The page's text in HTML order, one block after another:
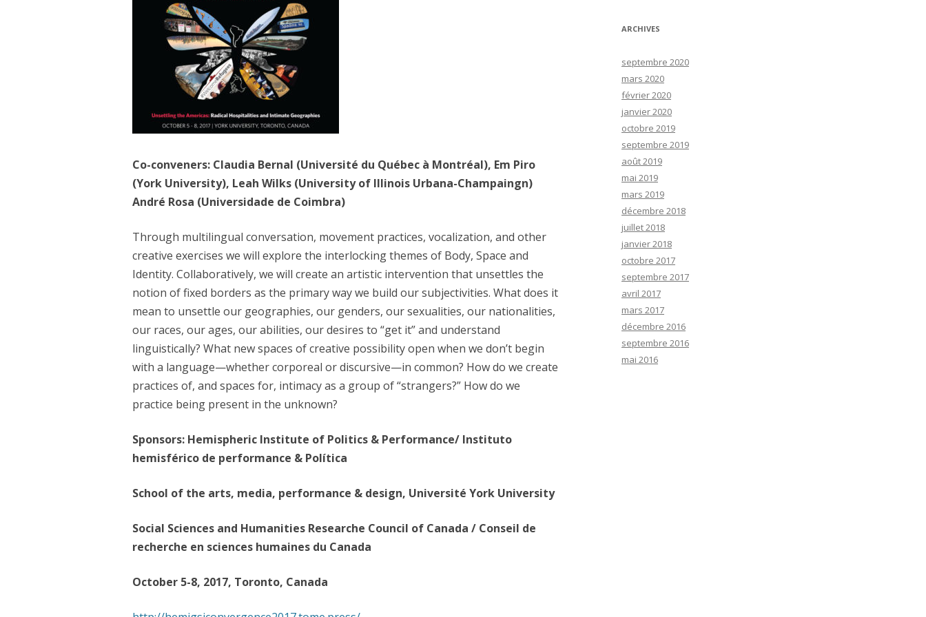
THE SLEEPWALKERS / LES SOMNAMBULES
(2017)
L’ENVERS DES ÎLES BLANCHES (2014)
UNE MINUTE DE SILENCE (2014- )
JE SUIS L’ÉCHO DE TES PAS (2014)
VERT MOISI EST LA COULEUR DE L’OUBLI (2010)
L’ARBRE DE L’OUBLI (2010)
FAITS DU MÊME SANG (2007)
CHAMANIKA URBANA (2005)
LES VOIES SILENCIEUSES (2004)
MONUMENT À CIUDAD JUAREZ (2002)
FEMME CHERCHE MAISON (2001)
Co-conveners: Claudia Bernal (Université du Québec à Montréal), Em Piro
(York University), Leah Wilks (University of Illinois Urbana-Champaingn)
André Rosa (Universidade de Coimbra)
Through multilingual conversation, movement practices, vocalization, and other
creative exercises we will explore the interlocking themes of Body, Space and
Identity. Collaboratively, we will create an artistic intervention that unsettles the
notion of fixed borders as the primary way we build our subjectivities. What does it
mean to unsettle our geographies, our genders, our sexualities, our nationalities,
our races, our ages, our abilities, our desires to “get it” and understand
linguistically? What new spaces of creative possibility open when we don’t begin
with a language—whether corporeal or discursive—in common? How do we create
practices of, and spaces for, intimacy as a group of “strangers?” How do we
practice being present in the unknown?
Sponsors: Hemispheric Institute of Politics & Performance/ Instituto
hemisférico de performance & Política
School of the arts, media, performance & design, Université York University
Social Sciences and Humanities Researche Council of Canada / Conseil de
recherche en sciences humaines du Canada
October 5-8, 2017, Toronto, Canada
ARCHIVES
septembre 2020
mars 2020
février 2020
janvier 2020
octobre 2019
septembre 2019
août 2019
mai 2019
mars 2019
décembre 2018
juillet 2018
janvier 2018
octobre 2017
septembre 2017
avril 2017
mars 2017
décembre 2016
septembre 2016
mai 2016